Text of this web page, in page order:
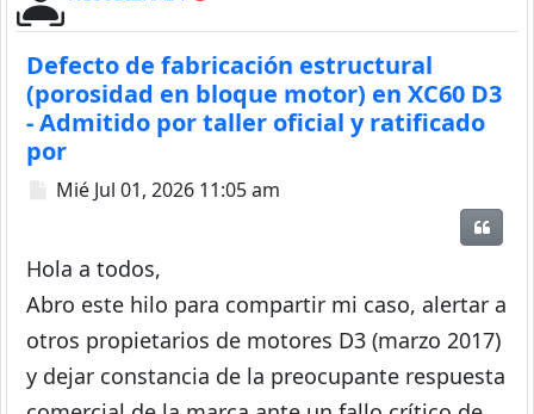
Defecto de fabricación estructural
(porosidad en bloque motor) en XC60 D3
- Admitido por taller oficial y ratificado
por
Mensaje
Mié Jul 01, 2026 11:05 am
Hola a todos,
Abro este hilo para compartir mi caso, alertar a
otros propietarios de motores D3 (marzo 2017)
y dejar constancia de la preocupante respuesta